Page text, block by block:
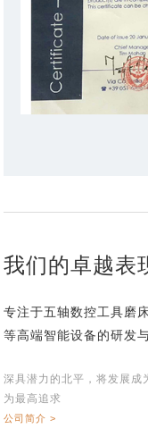
我们的卓越表
专注于五轴数控工具磨
等高端智能设备的研发
深具潜力的北平，将发展成
为最高追求
公司简介 >